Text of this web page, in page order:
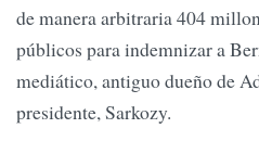
de manera arbitraria 404
públicos para indemnizar a
mediático, antiguo dueño de
presidente, Sarkozy.